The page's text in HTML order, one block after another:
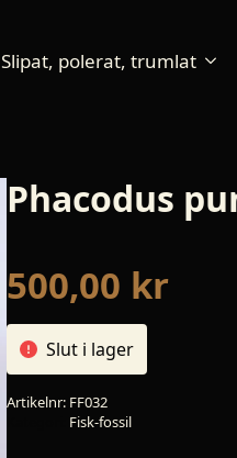
Slipat, polerat, trumlat
Phacodus
500,00 kr
Slut i lager
Artikelnr: FF032
Fisk-fossil